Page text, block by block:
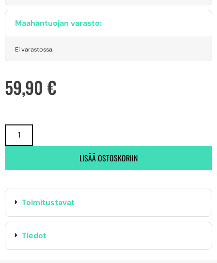
Maahantuojan varasto:
Ei varastossa.
59,90 €
LISÄÄ OSTOSKORIIN
Toimitustavat
Tiedot